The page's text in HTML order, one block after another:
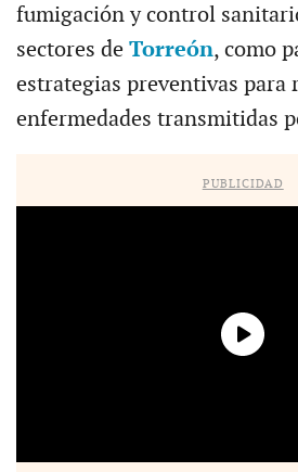
fumigación y control
sectores de Torreón, como
estrategias preventivas para
enfermedades transmitidas
PUBLICIDAD